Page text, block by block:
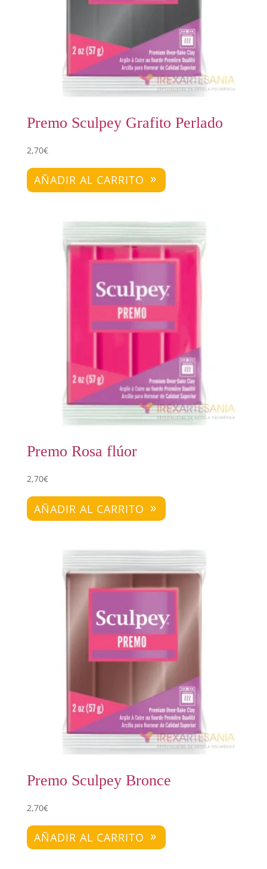
Premo Sculpey Grafito Perlado
2,70€
AÑADIR AL CARRITO
Premo Rosa flúor
2,70€
AÑADIR AL CARRITO
Premo Sculpey Bronce
2,70€
AÑADIR AL CARRITO